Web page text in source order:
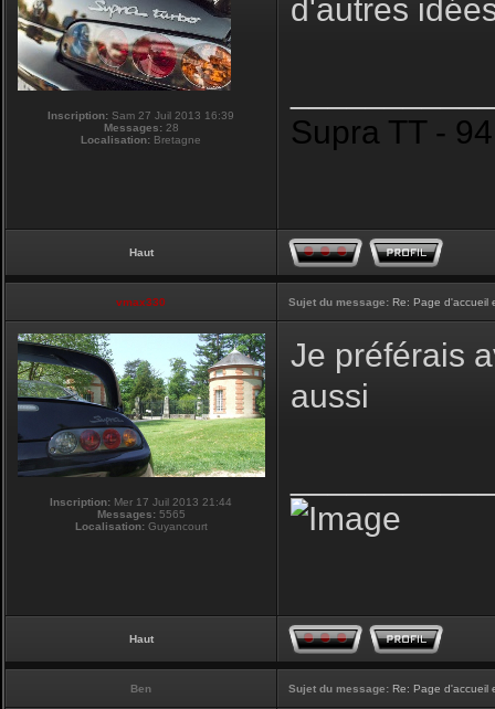
Inscription: Sam 27 Juil 2013 16:39
Messages: 28
Localisation: Bretagne
d'autres
Supra TT -
Haut
vmax330 Sujet du message: Re: Page d'accueil
Inscription: Mer 17 Juil 2013 21:44
Messages: 5565
Localisation: Guyancourt
Je préférais
aussi
Haut
Ben Sujet du message: Re: Page d'accueil